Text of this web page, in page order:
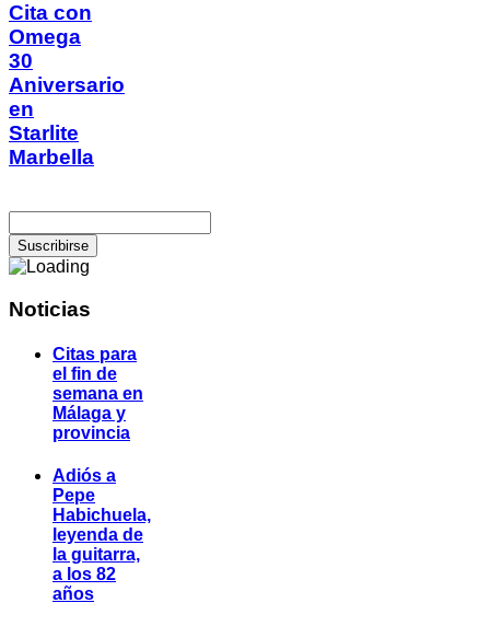
Cita con
Omega
30
Aniversario
en
Starlite
Marbella
Noticias
Citas para
el fin de
semana en
Málaga y
provincia
Adiós a
Pepe
Habichuela,
leyenda de
la guitarra,
a los 82
años